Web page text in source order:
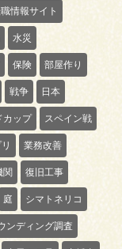
情報サイト
水災
保険 部屋作り
戦争 日本
カップ スペイン戦
業務改善
関 復旧工事
庭 シマトネリコ
ンディング調査